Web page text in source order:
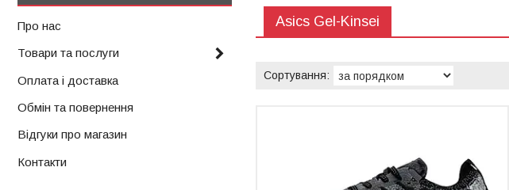
Asics Gel-Kinsei
Про нас
Товари та послуги
Оплата і доставка
Обмін та повернення
Відгуки про магазин
Контакти